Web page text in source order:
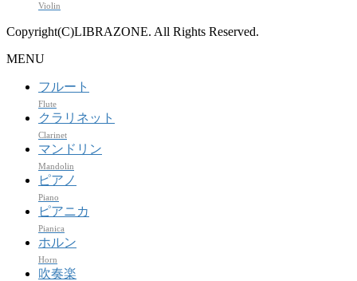
Violin
Copyright(C)LIBRAZONE. All Rights Reserved.
MENU
フルート
Flute
クラリネット
Clarinet
マンドリン
Mandolin
ピアノ
Piano
ピアニカ
Pianica
ホルン
Horn
吹奏楽